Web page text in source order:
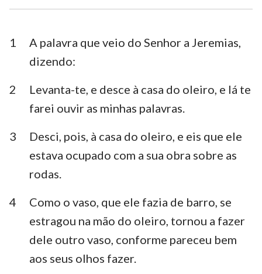
Esdras Neemias
Ester Jó
Salmos
Eclesiastes Cânticos
Isaías Jeremias
Lamentações Ezequiel
Daniel
Obadias Jonas
Miquéias Naum
1
A palavra que veio do Senhor a Jeremias,
dizendo:
2
Levanta-te, e desce à casa do oleiro, e lá te
farei ouvir as minhas palavras.
3
Desci, pois, à casa do oleiro, e eis que ele
estava ocupado com a sua obra sobre as
rodas.
4
Como o vaso, que ele fazia de barro, se
estragou na mão do oleiro, tornou a fazer
dele outro vaso, conforme pareceu bem
aos seus olhos fazer.